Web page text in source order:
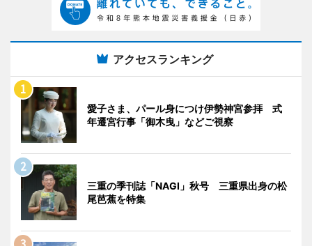
アクセスランキング
愛子さま、パール身につけ伊勢神宮参拝 式
年遷宮行事「御木曳」などご視察
三重の季刊誌「NAGI」秋号 三重県出身の松
尾芭蕉を特集